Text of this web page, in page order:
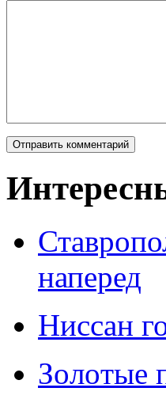
наперед
Ниссан
Зoлoтые